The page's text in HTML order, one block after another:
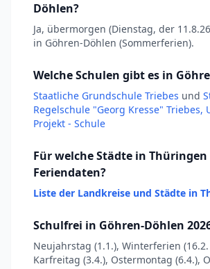
Döhlen?
Ja, übermorgen (Dienstag, der
in Göhren-Döhlen (Sommerferien).
Welche Schulen gibt es in
Staatliche Grundschule Triebes und
Regelschule "Georg Kresse" Triebes,
Projekt - Schule
Für welche Städte in
Feriendaten?
Liste der Landkreise und Städte in
Schulfrei in Göhren-Döhlen
Neujahrstag (1.1.), Winterferien (16.2.
Karfreitag (3.4.), Ostermontag (6.4.),